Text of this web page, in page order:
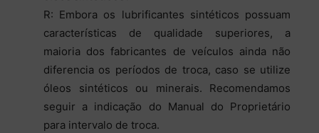
R: Embora os lubrificantes sintéticos possuam
características de qualidade superiores, a
maioria dos fabricantes de veículos ainda não
diferencia os períodos de troca, caso se utilize
óleos sintéticos ou minerais. Recomendamos
seguir a indicação do Manual do Proprietário
para intervalo de troca.